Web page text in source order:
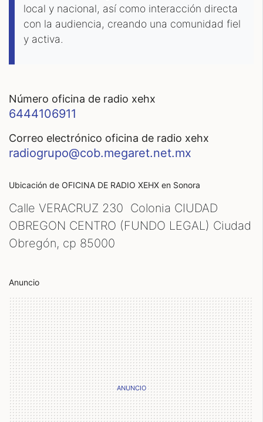
local y nacional, así como interacción directa
con la audiencia, creando una comunidad fiel
y activa.
número oficina de radio xehx
6444106911
correo electrónico oficina de radio xehx
radiogrupo@cob.megaret.net.mx
Ubicación de OFICINA DE RADIO XEHX en Sonora
Calle VERACRUZ 230 Colonia CIUDAD
OBREGON CENTRO (FUNDO LEGAL) Ciudad
Obregón, cp 85000
Anuncio